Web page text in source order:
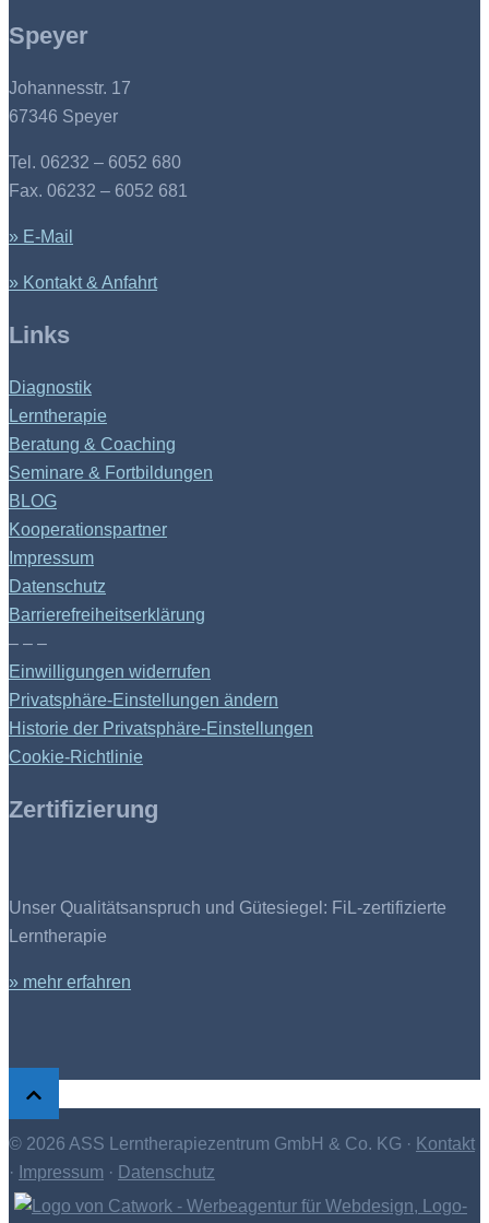
Speyer
Johannesstr. 17
67346 Speyer
Tel. 06232 – 6052 680
Fax. 06232 – 6052 681
» E-Mail
» Kontakt & Anfahrt
Links
Diagnostik
Lerntherapie
Beratung & Coaching
Seminare & Fortbildungen
BLOG
Kooperationspartner
Impressum
Datenschutz
Barrierefreiheitserklärung
– – –
Einwilligungen widerrufen
Privatsphäre-Einstellungen ändern
Historie der Privatsphäre-Einstellungen
Cookie-Richtlinie
Zertifizierung
Unser Qualitätsanspruch und Gütesiegel: FiL-zertifizierte
Lerntherapie
» mehr erfahren
© 2026 ASS Lerntherapiezentrum GmbH & Co. KG · Kontakt
· Impressum · Datenschutz